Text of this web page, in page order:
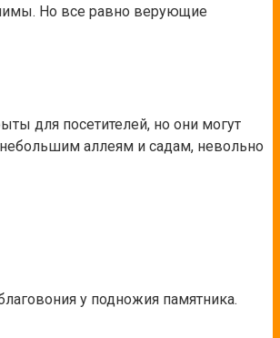
Но все равно верующие
для посетителей, но они могут
небольшим аллеям и садам, невольно
у подножия памятника.